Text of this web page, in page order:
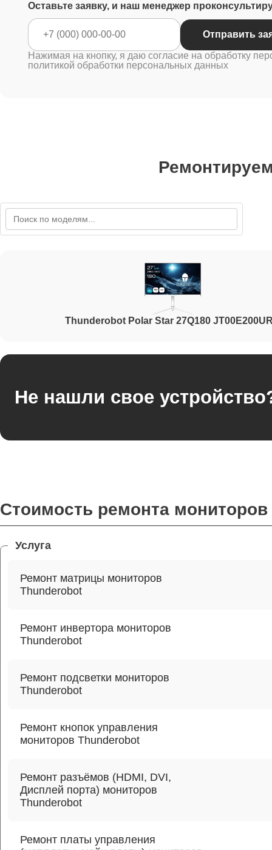
Оставьте заявку, и наш менеджер
Отправить
Нажимая на кнопку, я даю согласие на обработку
политикой обработки персональных данных
Thunderobot Polar Star 27Q180
Не нашли свое
Стоимость ремонта
Услуга
Ремонт матрицы мониторов
Thunderobot
Ремонт инвертора мониторов
Thunderobot
Ремонт подсветки мониторов
Thunderobot
Ремонт кнопок управления
мониторов Thunderobot
Ремонт разъёмов (HDMI, DVI,
Дисплей порта) мониторов
Thunderobot
Ремонт платы управления